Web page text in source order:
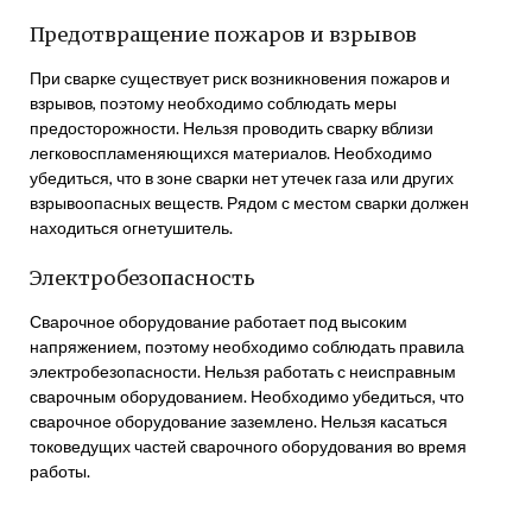
Предотвращение пожаров и взрывов
При сварке существует риск возникновения пожаров и
взрывов, поэтому необходимо соблюдать меры
предосторожности. Нельзя проводить сварку вблизи
легковоспламеняющихся материалов. Необходимо
убедиться, что в зоне сварки нет утечек газа или других
взрывоопасных веществ. Рядом с местом сварки должен
находиться огнетушитель.
Электробезопасность
Сварочное оборудование работает под высоким
напряжением, поэтому необходимо соблюдать правила
электробезопасности. Нельзя работать с неисправным
сварочным оборудованием. Необходимо убедиться, что
сварочное оборудование заземлено. Нельзя касаться
токоведущих частей сварочного оборудования во время
работы.